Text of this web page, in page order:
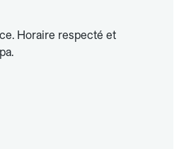
Horaire respecté et